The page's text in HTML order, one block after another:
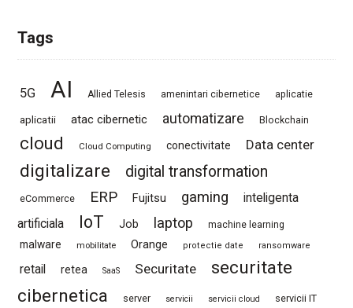
Tags
5G AI Allied Telesis amenintari cibernetice aplicatie
aplicatii atac cibernetic automatizare Blockchain
cloud Cloud Computing conectivitate Data center
digitalizare digital transformation
eCommerce ERP Fujitsu gaming
inteligenta
artificiala
IoT Job laptop machine learning
malware mobilitate Orange protectie date ransomware
retail retea SaaS Securitate
securitate
cibernetica
server servicii servicii cloud servicii IT